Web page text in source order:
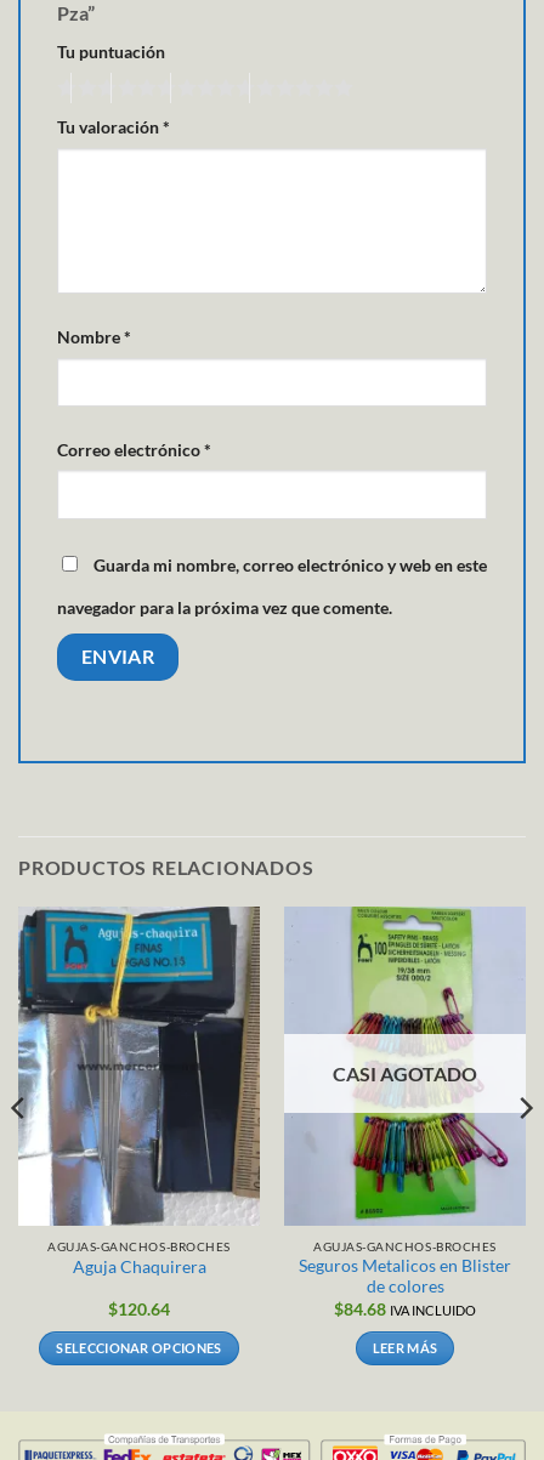
Pza”
Tu puntuación
Tu valoración*
Nombre*
Correo electrónico*
Guarda mi nombre, correo electrónico y web en este
navegador para la próxima vez que comente.
PRODUCTOS RELACIONADOS
AGUJAS-GANCHOS-BROCHES
Aguja Chaquirera
$120.64
SELECCIONAR OPCIONES
múltiples
CASI AGOTADO
AGUJAS-GANCHOS-BROCHES
Seguros Metalicos en Blister
de colores
$84.68 IVA INCLUIDO
LEER MÁS